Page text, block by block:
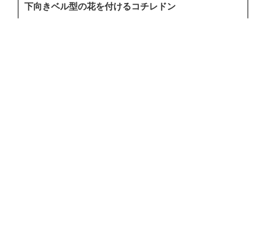
下向きベル型の花を付けるコチレドン